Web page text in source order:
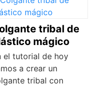
tribal de
mágico
el tutorial de hoy
a crear un
tribal con